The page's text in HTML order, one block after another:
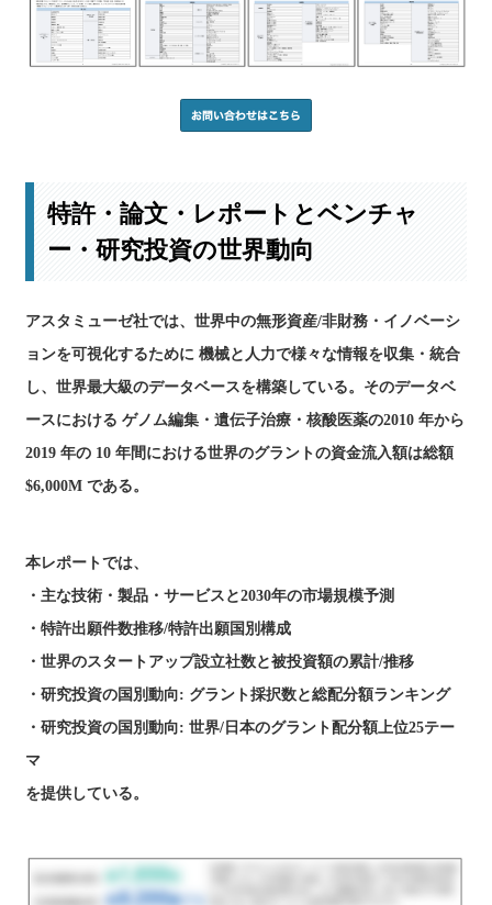
特許・論文・レポートとベンチャ
ー・研究投資の世界動向
アスタミューゼ社では、世界中の無形資産/非財務・イノベーシ
ョンを可視化するために 機械と人力で様々な情報を収集・統合
し、世界最大級のデータベースを構築している。そのデータベ
ースにおける ゲノム編集・遺伝子治療・核酸医薬の2010 年から
2019 年の 10 年間における世界のグラントの資金流入額は総額
$6,000M である。
本レポートでは、
・主な技術・製品・サービスと2030年の市場規模予測
・特許出願件数推移/特許出願国別構成
・世界のスタートアップ設立社数と被投資額の累計/推移
・研究投資の国別動向: グラント採択数と総配分額ランキング
・研究投資の国別動向: 世界/日本のグラント配分額上位25テー
マ
を提供している。